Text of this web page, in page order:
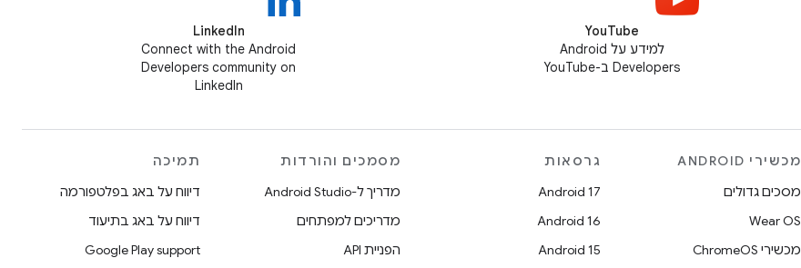
YouTube
למידע על Android
Developers ב-YouTube
LinkedIn
Connect with the Android
Developers community on
LinkedIn
מכשירי ANDROID
מסכים גדולים
Wear OS
מכשירי ChromeOS
גרסאות
Android 17
Android 16
Android 15
מסמכים והורדות
מדריך ל-Android Studio
מדריכים למפתחים
הפניית API
תמיכה
דיווח על באג בפלטפורמה
דיווח על באג בתיעוד
Google Play support